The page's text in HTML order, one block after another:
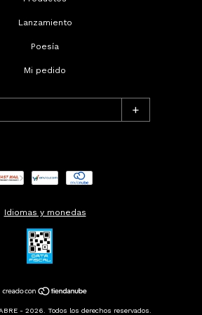
Lanzamiento
Poesía
Mi pedido
+
Idiomas y monedas
- 2026. Todos los derechos reservados.